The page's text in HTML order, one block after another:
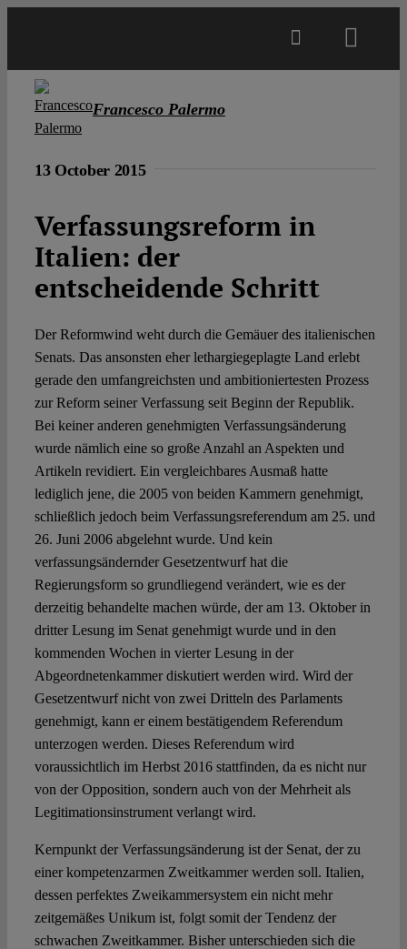
Projects
Authors
Francesco Palermo
13 October 2015
Verfassungsreform in
Italien: der
entscheidende Schritt
Der Reformwind weht durch die Gemäuer des italienischen
Senats. Das ansonsten eher lethargiegeplagte Land erlebt
gerade den umfangreichsten und ambitioniertesten Prozess
zur Reform seiner Verfassung seit Beginn der Republik.
Bei keiner anderen genehmigten Verfassungsänderung
wurde nämlich eine so große Anzahl an Aspekten und
Artikeln revidiert. Ein vergleichbares Ausmaß hatte
lediglich jene, die 2005 von beiden Kammern genehmigt,
schließlich jedoch beim Verfassungsreferendum am 25. und
26. Juni 2006 abgelehnt wurde. Und kein
verfassungsändernder Gesetzentwurf hat die
Regierungsform so grundliegend verändert, wie es der
derzeitig behandelte machen würde, der am 13. Oktober in
dritter Lesung im Senat genehmigt wurde und in den
kommenden Wochen in vierter Lesung in der
Abgeordnetenkammer diskutiert werden wird. Wird der
Gesetzentwurf nicht von zwei Dritteln des Parlaments
genehmigt, kann er einem bestätigendem Referendum
unterzogen werden. Dieses Referendum wird
voraussichtlich im Herbst 2016 stattfinden, da es nicht nur
von der Opposition, sondern auch von der Mehrheit als
Legitimationsinstrument verlangt wird.
Kernpunkt der Verfassungsänderung ist der Senat, der zu
einer kompetenzarmen Zweitkammer werden soll. Italien,
dessen perfektes Zweikammersystem ein nicht mehr
zeitgemäßes Unikum ist, folgt somit der Tendenz der
schwachen Zweitkammer. Bisher unterschieden sich die